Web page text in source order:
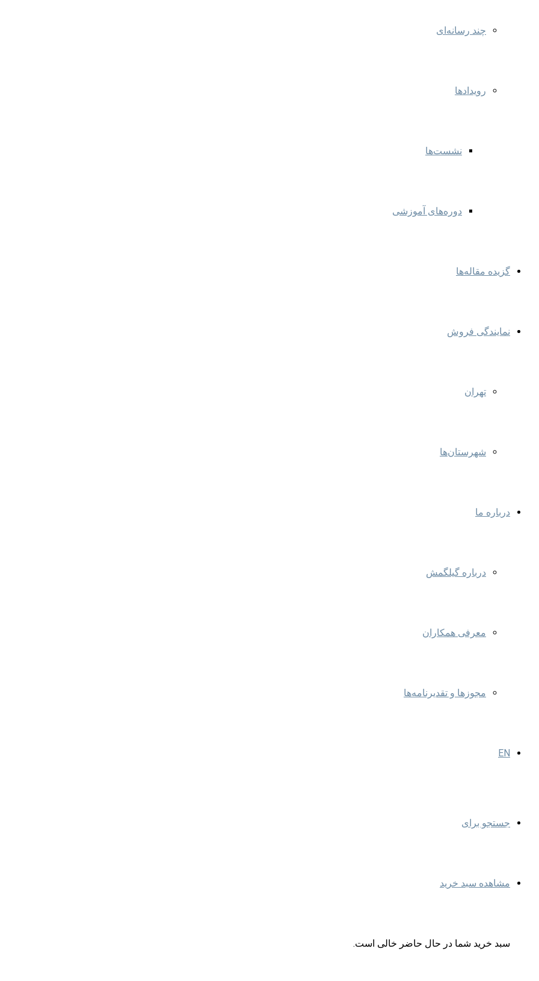
چند رسانه‌ای
رویدادها
نشست‌ها
دوره‌های آموزشی
گزیده مقاله‌ها
نمایندگی‌ فروش
تهران
شهرستان‌ها
درباره ما
درباره گیلگمش
معرفی همکاران
مجوزها و تقدیرنامه‌ها
EN
جستجو برای
مشاهده سبد خرید
سبد خرید شما در حال حاضر خالی است.